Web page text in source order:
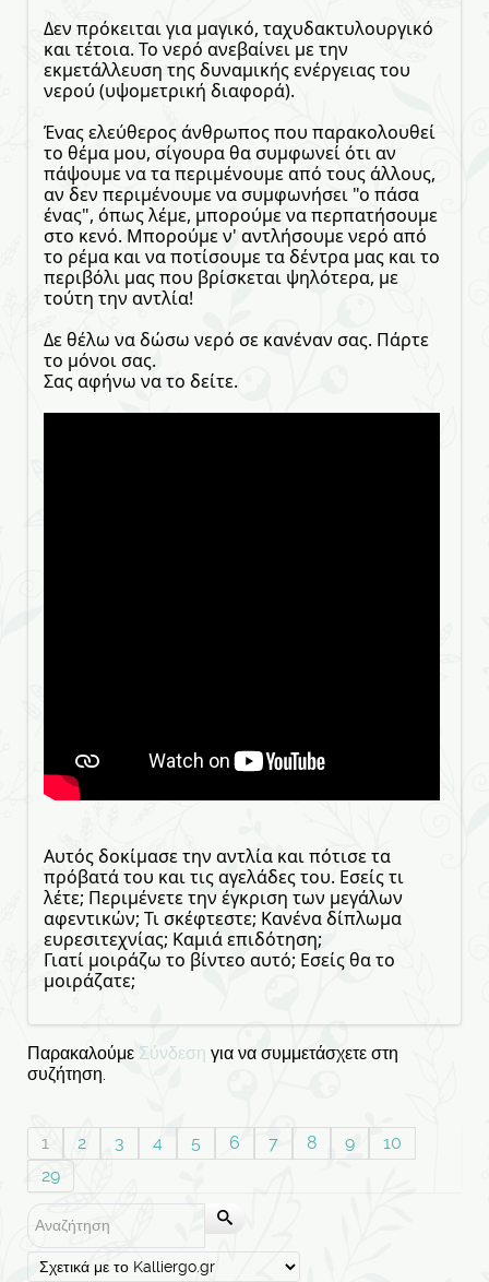
Δεν πρόκειται για μαγικό, ταχυδακτυλουργικό
και τέτοια. Το νερό ανεβαίνει με την
εκμετάλλευση της δυναμικής ενέργειας του
νερού (υψομετρική διαφορά).
Ένας ελεύθερος άνθρωπος που παρακολουθεί
το θέμα μου, σίγουρα θα συμφωνεί ότι αν
πάψουμε να τα περιμένουμε από τους άλλους,
αν δεν περιμένουμε να συμφωνήσει "ο πάσα
ένας", όπως λέμε, μπορούμε να περπατήσουμε
στο κενό. Μπορούμε ν' αντλήσουμε νερό από
το ρέμα και να ποτίσουμε τα δέντρα μας και το
περιβόλι μας που βρίσκεται ψηλότερα, με
τούτη την αντλία!
Δε θέλω να δώσω νερό σε κανέναν σας. Πάρτε
το μόνοι σας.
Σας αφήνω να το δείτε.
Αυτός δοκίμασε την αντλία και πότισε τα
πρόβατά του και τις αγελάδες του. Εσείς τι
λέτε; Περιμένετε την έγκριση των μεγάλων
αφεντικών; Τι σκέφτεστε; Κανένα δίπλωμα
ευρεσιτεχνίας; Καμιά επιδότηση;
Γιατί μοιράζω το βίντεο αυτό; Εσείς θα το
μοιράζατε;
Παρακαλούμε Σύνδεση για να συμμετάσχετε στη
συζήτηση.
1 2 3 4 5 6 7 8 9
10
29